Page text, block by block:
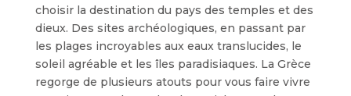
choisir la destination du pays des temples et des
dieux. Des sites archéologiques, en passant par
les plages incroyables aux eaux translucides, le
soleil agréable et les îles paradisiaques. La Grèce
regorge de plusieurs atouts pour vous faire vivre